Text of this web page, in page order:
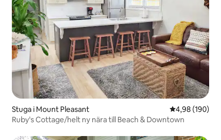
Stuga i Mount Pleasant 4,98 av 5 i
4,98 (190)
Ruby's Cottage/helt ny nära till Beach & Downtown